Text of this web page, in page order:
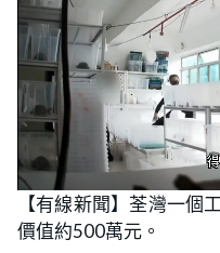
n
m
t
e
L
o
a
d
【有線新聞】荃灣一個
價值約500萬元。